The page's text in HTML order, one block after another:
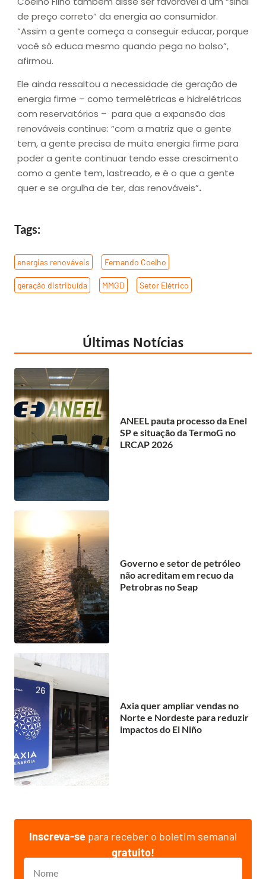
de preço correto” da energia ao consumidor.
“Assim a gente começa a conseguir educar, porque
você só educa mesmo quando pega no bolso”,
afirmou.
Ele ainda ressaltou a necessidade de geração de
energia firme – como termelétricas e hidrelétricas
com reservatórios – para que a expansão das
renováveis continue: “com a matriz que a gente
tem, a gente precisa de muita energia firme para
poder a gente continuar tendo esse crescimento
como a gente tem, lastreado, e é o que a gente
quer e se orgulha de ter, das renováveis”.
Tags:
energias renováveis Fernando Coelho
geração distribuída MMGD Setor Elétrico
Últimas Notícias
ANEEL pauta processo da Enel
SP e situação da TermoG no
LRCAP 2026
Governo e setor de petróleo
não acreditam em recuo da
Petrobras no Seap
Axia quer ampliar vendas no
Norte e Nordeste para reduzir
impactos do El Niño
Inscreva-se para receber o boletim semanal
gratuito!